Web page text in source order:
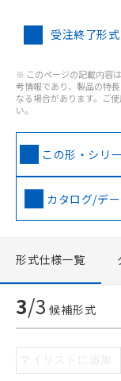
受注終了形
※ このページの記載内容
考情報であり、製品の特
なる場合があります。ご
い。
この形・シリ
カタログ/デ
形式仕様一覧
3/3 候補形式
マイリストに追加
ご利
以下の条
ご利用く
本
商品